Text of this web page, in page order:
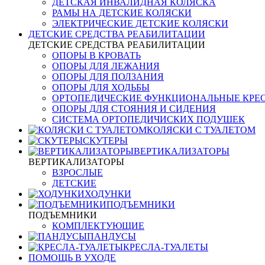
ДЕТСКАЯ ИНВАЛИДНАЯ КОЛЯСКА
РАМЫ НА ДЕТСКИЕ КОЛЯСКИ
ЭЛЕКТРИЧЕСКИЕ ДЕТСКИЕ КОЛЯСКИ
ДЕТСКИЕ СРЕДСТВА РЕАБИЛИТАЦИИ
ДЕТСКИЕ СРЕДСТВА РЕАБИЛИТАЦИИ
ОПОРЫ В КРОВАТЬ
ОПОРЫ ДЛЯ ЛЕЖАНИЯ
ОПОРЫ ДЛЯ ПОЛЗАНИЯ
ОПОРЫ ДЛЯ ХОДЬБЫ
ОРТОПЕДИЧЕСКИЕ ФУНКЦИОНАЛЬНЫЕ
ОПОРЫ ДЛЯ СТОЯНИЯ И СИДЕНИЯ
СИСТЕМА ОРТОПЕДИЧИСКИХ ПОДУШЕК
КОЛЯСКИ С ТУАЛЕТОМ
СКУТЕРЫ
ВЕРТИКАЛИЗАТОРЫ
ВЕРТИКАЛИЗАТОРЫ
ВЗРОСЛЫЕ
ДЕТСКИЕ
ХОДУНКИ
ПОДЪЕМНИКИ
ПОДЪЕМНИКИ
КОМПЛЕКТУЮЩИЕ
ПАНДУСЫ
КРЕСЛА-ТУАЛЕТЫ
ПОМОЩЬ В УХОДЕ